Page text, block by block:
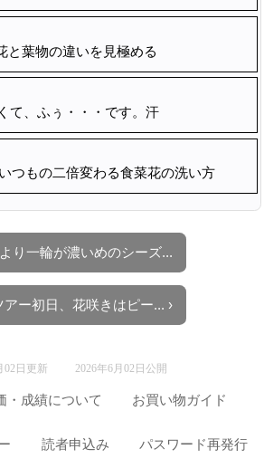
と葉物の違いを見極める
て、ふぅ・・・です。汗
つもの二倍変わる食菜花の洗い方
り一輪が濃いめのシーズ...
アー初日、花咲きはピー... ›
02日更新 2026年6月02日公開
・成績について お買い物ガイド
読者申込み パスワード再発行